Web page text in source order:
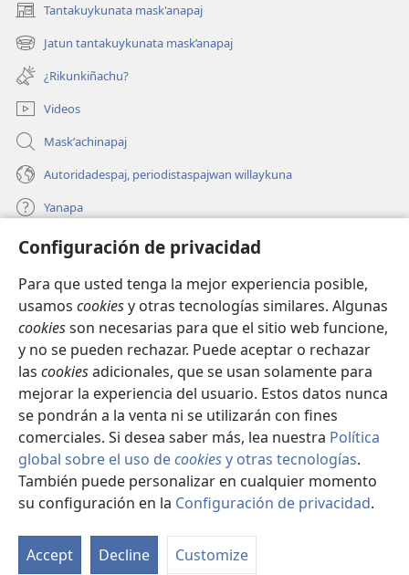
Configuración de privacidad
Para que usted tenga la mejor experiencia posible,
usamos cookiesy otras tecnologías similares. Algunas
cookiesson necesarias para que el sitio web funcione,
y no se pueden rechazar. Puede aceptar o rechazar
las cookiesadicionales, que se usan solamente para
mejorar la experiencia del usuario. Estos datos nunca
se pondrán a la venta ni se utilizarán con fines
comerciales. Si desea saber más, lea nuestra Política
global sobre el uso decookiesy otras tecnologías.
También puede personalizar en cualquier momento
su configuración en la Configuración de privacidad.
Accept Decline Customize
Tantakuykunata mask'anapaj
(opens
new
window)
Jatun tantakuykunata mask’anapaj
(opens
new
window)
¿Rikunkiñachu?
Videos
Maskʼachinapaj
Autoridadespaj, periodistaspajwan willaykuna
Yanapa
Donaciones
new
window)INTERNETPI BIBLIOTECA Watchtower™
(opens
new
window)JW Hub
(opens
new
window)JW Library ®
Copyright© 2026 Watch Tower Bible and Tract Society of Pennsylvania.
CONDICIONES DE USO|POLÍTICA DE PRIVACIDAD|
CONFIGURACIÓN DE PRIVACIDAD